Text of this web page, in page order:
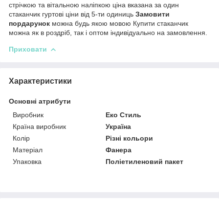
стрічкою та вітальною наліпкою ціна вказана за один
стаканчик гуртові ціни від 5-ти одиниць Замовити
пордарунок можна будь якою мовою Купити стаканчик
можна як в роздріб, так і оптом індивідуально на замовлення.
Приховати
Характеристики
Основні атрибути
Виробник
Еко Стиль
Країна виробник
Україна
Колір
Різні кольори
Матеріал
Фанера
Упаковка
Поліетиленовий пакет